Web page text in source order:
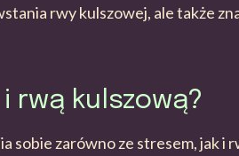
rwy kulszowej, ale także
rwą kulszową?
sobie zarówno ze stresem, jak i